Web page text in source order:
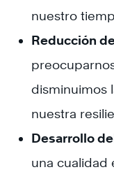
nuestro
Reducción
disminuimos
nuestra
Desarrollo
una cualidad